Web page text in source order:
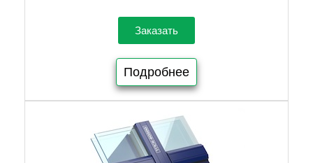
Заказать
Подробнее